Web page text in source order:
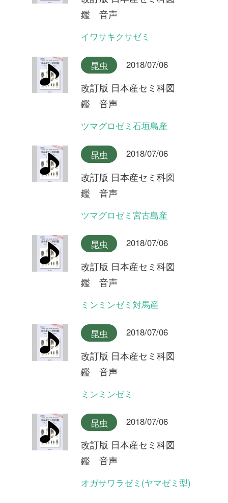
改訂版 日本産セミ科図
鑑 音声
ミンミンゼミ対馬産
昆虫 2018/07/06
改訂版 日本産セミ科図
鑑 音声
改訂版 日本産セミ科図
オガサワラゼミ(ヤマゼミ型)
昆虫 2018/07/06
鑑 音声
オガサワラゼミ(シャックリ
昆虫 2018/07/06
鑑 音声
クロイワツクツク大隅半島産
昆虫 2018/07/06
改訂版 日本産セミ科図
クロイワツクツク奄美大島産
昆虫 2018/07/06
改訂版 日本産セミ科図
鑑 音声